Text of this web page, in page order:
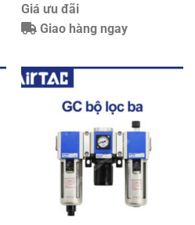
Giá ưu đãi
Giao hàng ngay